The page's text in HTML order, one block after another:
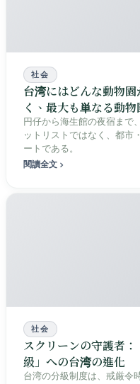
社会
台湾にはどんな動物
く、最大も単なる動
円仔から海生館の夜宿まで
ットリストではなく、都市
ートである。
閱讀全文
社会
スクリーンの守護者
級」への台湾の進化
台湾の分級制度は、戒厳令